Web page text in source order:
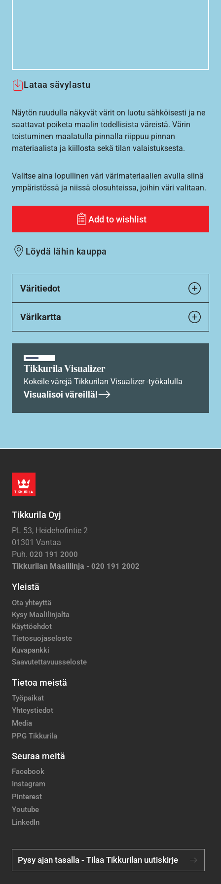
Lataa sävylastu
Näytön ruudulla näkyvät värit on luotu sähköisesti ja ne
saattavat poiketa maalin todellisista väreistä. Värin
toistuminen maalatulla pinnalla riippuu pinnan
materiaalista ja kiillosta sekä tilan valaistuksesta.
Valitse aina lopullinen väri värimateriaalien avulla siinä
ympäristössä ja niissä olosuhteissa, joihin väri valitaan.
Add to wishlist
Löydä lähin kauppa
Väritiedot
Värikartta
Tikkurila Visualizer
Kokeile värejä Tikkurilan Visualizer -työkalulla
Visualisoi väreillä!
Tikkurila Oyj
PL 53, Heidehofintie 2
01301 Vantaa
Puh. 020 191 2000
Tikkurilan Maalilinja - 020 191 2002
Yleistä
Ota yhteyttä
Kysy Maalilinjalta
Käyttöehdot
Tietosuojaseloste
Kuvapankki
Saavutettavuusseloste
Tietoa meistä
Työpaikat
Yhteystiedot
Media
PPG Tikkurila
Seuraa meitä
Facebook
Instagram
Pinterest
Youtube
LinkedIn
Pysy ajan tasalla - Tilaa Tikkurilan uutiskirje